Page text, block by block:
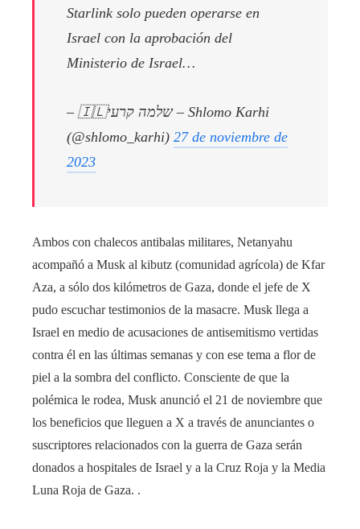
Starlink solo pueden operarse en
Israel con la aprobación del
Ministerio de Israel…
– 🇮🇱שלמה קרעי – Shlomo Karhi
(@shlomo_karhi) 27 de noviembre de
2023
Ambos con chalecos antibalas militares, Netanyahu
acompañó a Musk al kibutz (comunidad agrícola) de Kfar
Aza, a sólo dos kilómetros de Gaza, donde el jefe de X
pudo escuchar testimonios de la masacre. Musk llega a
Israel en medio de acusaciones de antisemitismo vertidas
contra él en las últimas semanas y con ese tema a flor de
piel a la sombra del conflicto. Consciente de que la
polémica le rodea, Musk anunció el 21 de noviembre que
los beneficios que lleguen a X a través de anunciantes o
suscriptores relacionados con la guerra de Gaza serán
donados a hospitales de Israel y a la Cruz Roja y la Media
Luna Roja de Gaza. .